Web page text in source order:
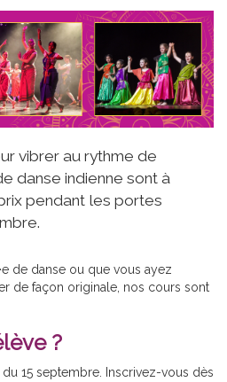
vibrer au rythme de
danse indienne sont à
pendant les portes
de danse ou que vous ayez
de façon originale, nos cours sont
?
du 15 septembre. Inscrivez-vous dès